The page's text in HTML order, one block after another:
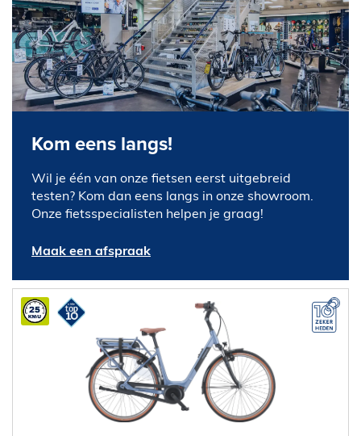
Kom eens langs!
Wil je één van onze fietsen eerst uitgebreid
testen? Kom dan eens langs in onze showroom.
Onze fietsspecialisten helpen je graag!
Maak een afspraak